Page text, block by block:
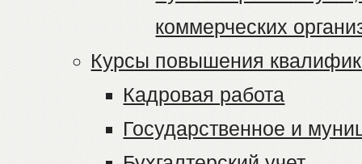
коммерческих
Курсы повышения
Кадровая работа
Государственное и